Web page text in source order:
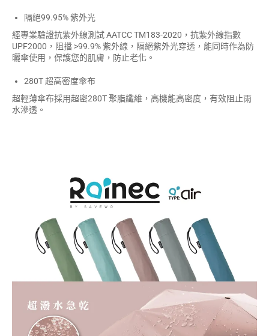
隔絕99.95% 紫外光
經專業驗證抗紫外線測試 AATCC TM183-2020，抗紫外線指數
UPF2000，阻擋 >99.9% 紫外線，隔絕紫外光穿透，能同時作為防
曬傘使用，保護您的肌膚，防止老化。
280T 超高密度傘布
超輕薄傘布採用超密280T 聚脂纖維，高機能高密度，有效阻止雨
水滲透。